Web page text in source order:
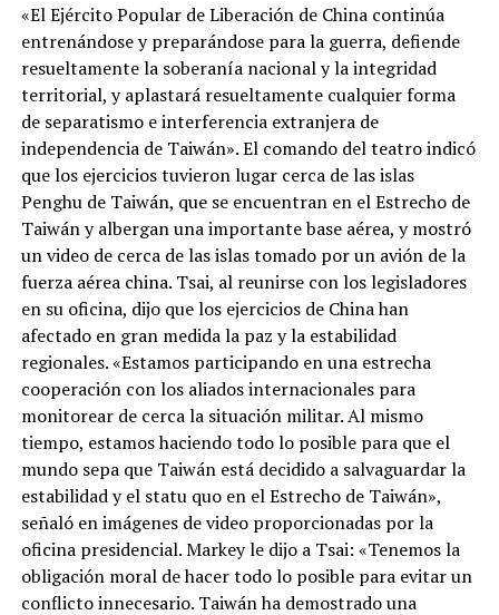
«El Ejército Popular de Liberación de China continúa
entrenándose y preparándose para la guerra, defiende
resueltamente la soberanía nacional y la integridad
territorial, y aplastará resueltamente cualquier forma
de separatismo e interferencia extranjera de
independencia de Taiwán». El comando del teatro indicó
que los ejercicios tuvieron lugar cerca de las islas
Penghu de Taiwán, que se encuentran en el Estrecho de
Taiwán y albergan una importante base aérea, y mostró
un video de cerca de las islas tomado por un avión de la
fuerza aérea china. Tsai, al reunirse con los legisladores
en su oficina, dijo que los ejercicios de China han
afectado en gran medida la paz y la estabilidad
regionales. «Estamos participando en una estrecha
cooperación con los aliados internacionales para
monitorear de cerca la situación militar. Al mismo
tiempo, estamos haciendo todo lo posible para que el
mundo sepa que Taiwán está decidido a salvaguardar la
estabilidad y el statu quo en el Estrecho de Taiwán»,
señaló en imágenes de video proporcionadas por la
oficina presidencial. Markey le dijo a Tsai: «Tenemos la
obligación moral de hacer todo lo posible para evitar un
conflicto innecesario. Taiwán ha demostrado una